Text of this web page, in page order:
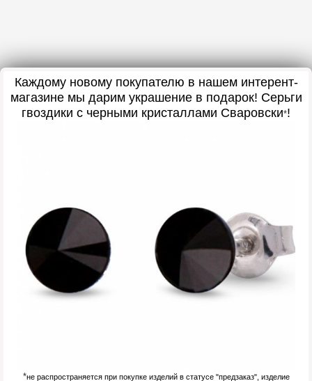
Каждому новому покупателю в нашем интерент-
магазине мы дарим украшение в подарок! Серьги
гвоздики с черными кристаллами Сваровски*!
*не распространяется при покупке изделий в статусе "предзаказ", изделие